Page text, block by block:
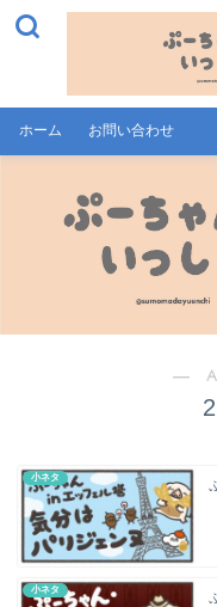
ホーム お問い合わせ
―
小ネタ
小ネタ